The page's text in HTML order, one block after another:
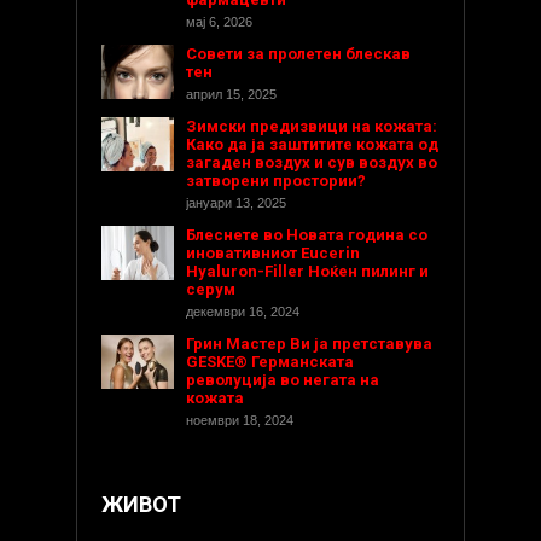
мај 6, 2026
Совети за пролетен блескав
тен
април 15, 2025
Зимски предизвици на кожата:
Како да ја заштитите кожата од
загаден воздух и сув воздух во
затворени простории?
јануари 13, 2025
Блеснете во Новата година со
иновативниот Eucerin
Hyaluron-Filler Ноќен пилинг и
серум
декември 16, 2024
Грин Мастер Ви ја претставува
GESKE® Германската
револуција во негата на
кожата
ноември 18, 2024
ЖИВОТ